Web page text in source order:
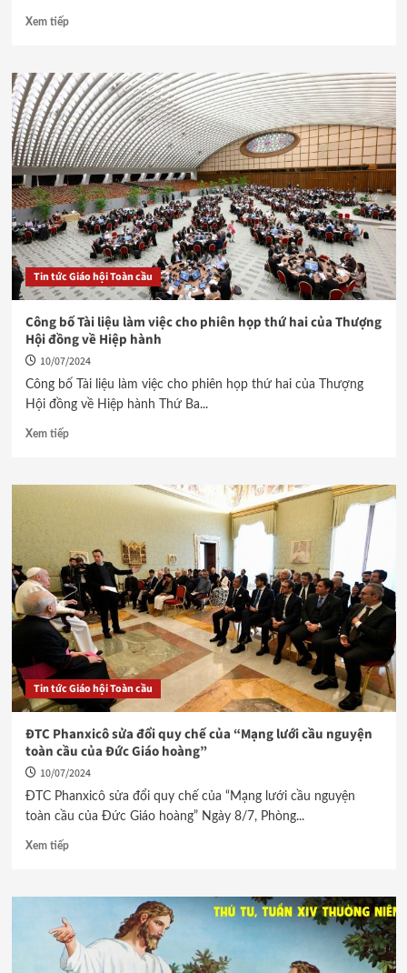
Xem tiếp
Tin tức Giáo hội Toàn cầu
Công bố Tài liệu làm việc cho phiên họp thứ hai của Thượng
Hội đồng về Hiệp hành
10/07/2024
Công bố Tài liệu làm việc cho phiên họp thứ hai của Thượng
Hội đồng về Hiệp hành Thứ Ba...
Xem tiếp
Tin tức Giáo hội Toàn cầu
ĐTC Phanxicô sửa đổi quy chế của “Mạng lưới cầu nguyện
toàn cầu của Đức Giáo hoàng”
10/07/2024
ĐTC Phanxicô sửa đổi quy chế của “Mạng lưới cầu nguyện
toàn cầu của Đức Giáo hoàng” Ngày 8/7, Phòng...
Xem tiếp